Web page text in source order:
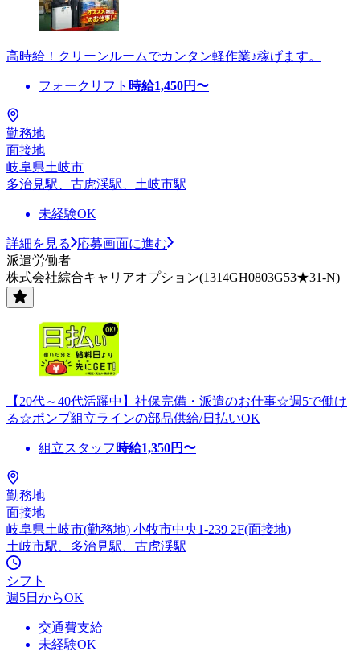
高時給！クリーンルームでカンタン軽作業♪稼げます。
フォークリフト 時給1,450円〜
勤務地
面接地
岐阜県土岐市
多治見駅、古虎渓駅、土岐市駅
未経験OK
詳細を見る
応募画面に進む
派遣労働者
株式会社綜合キャリアオプション(1314GH0803G53★31-N)
【20代～40代活躍中】社保完備・派遣のお仕事☆週5で働け
る☆ポンプ組立ラインの部品供給/日払いOK
組立スタッフ 時給1,350円〜
勤務地
面接地
岐阜県土岐市(勤務地) 小牧市中央1-239 2F(面接地)
土岐市駅、多治見駅、古虎渓駅
シフト
週5日からOK
交通費支給
未経験OK